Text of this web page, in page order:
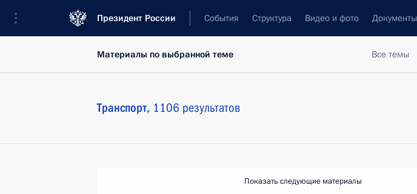
Президент России События Структура Видео и фото Документы
Все темы
Материалы по выбранной теме
Транспорт, 1106 результатов
Показать следующие материалы